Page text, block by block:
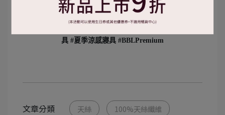
#天絲床組 #裸睡級天絲 #天絲被套 #天絲涼感床包 #初戀
具 #夏季涼感寢具 #BBLPremium
文章分類 天絲 100%天絲纖維